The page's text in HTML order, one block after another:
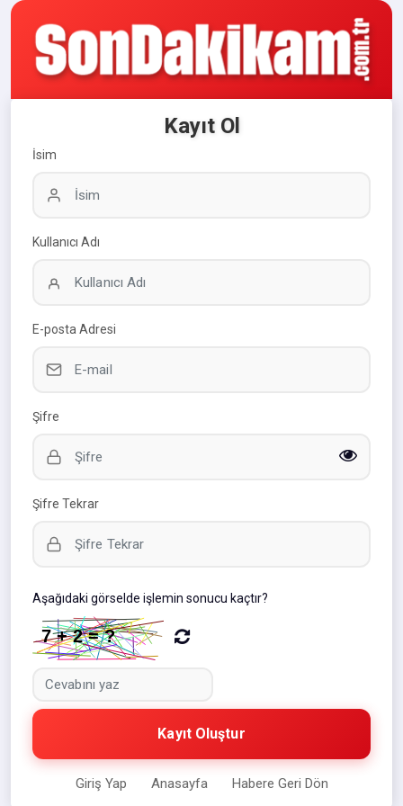
Kayıt Ol
İsim
Kullanıcı Adı
E-posta Adresi
Şifre
Şifre Tekrar
Aşağıdaki görselde işlemin sonucu kaçtır?
Kayıt Oluştur
Giriş Yap Anasayfa Habere Geri Dön